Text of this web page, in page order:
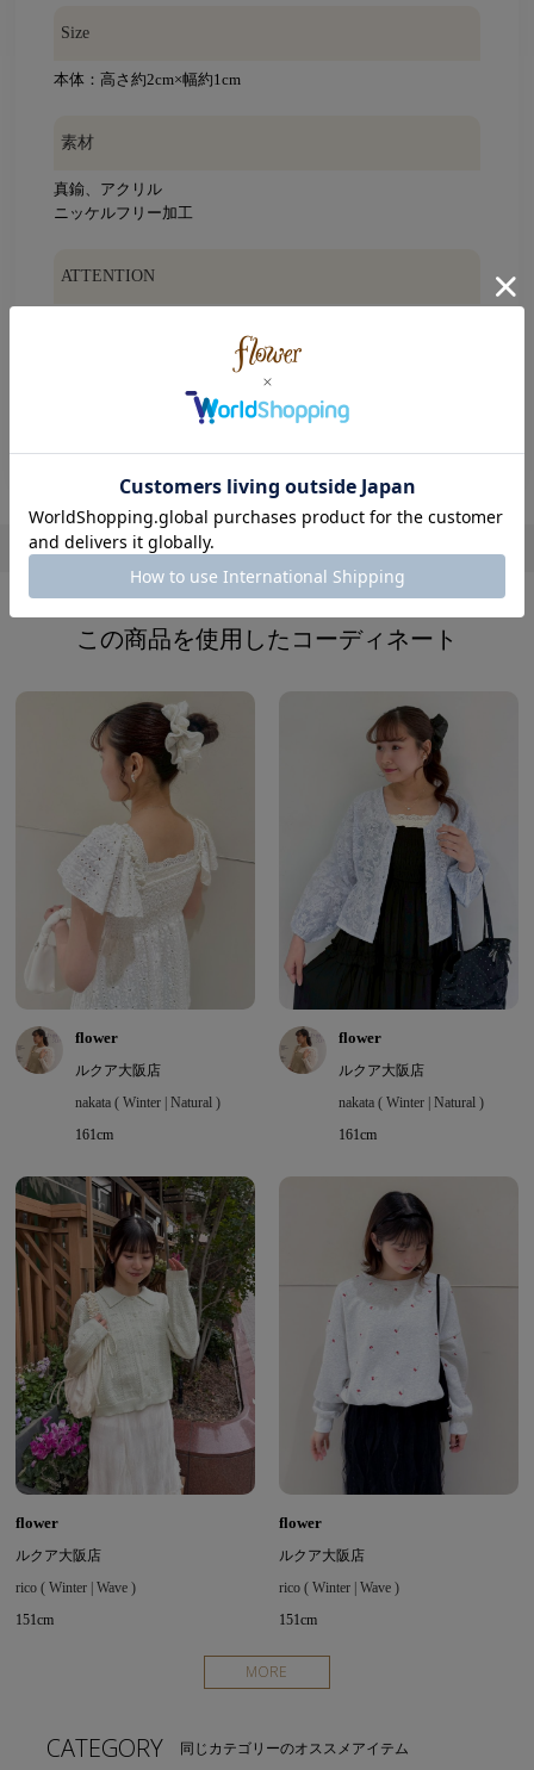
Size
本体：高さ約2cm×幅約1cm
素材
真鍮、アクリル
ニッケルフリー加工
ATTENTION
つひとつ大きさや形・色味が多少異なる場合もございます。
※摩擦や引っ張り等により、破損するおそれがありますの
で、丁寧にお取り扱い下さい。
※ご使用の際には周囲の物との引っかかりにご注意下さい。
レビューを書く
この商品を使用したコーディネート
flower
ルクア大阪店
nakata ( Winter | Natural )
161cm
flower
ルクア大阪店
nakata ( Winter | Natural )
161cm
flower
ルクア大阪店
rico ( Winter | Wave )
151cm
flower
ルクア大阪店
rico ( Winter | Wave )
151cm
MORE
CATEGORY 同じカテゴリーのオススメアイテム